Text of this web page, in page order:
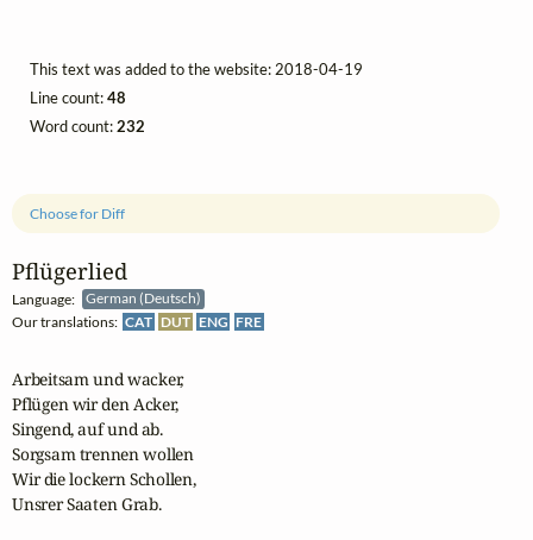
Pflügerlied
Language:
German (Deutsch)
Our translations: CAT DUT ENG FRE
Choose for Diff
Arbeitsam und wacker,
Pflügen wir den Acker,
Singend, auf und ab.
Sorgsam trennen wollen
Wir die lockern Schollen,
Unsrer Saaten Grab.
This text was added to the website: 2018-04-19
Line count:48
Word count:232